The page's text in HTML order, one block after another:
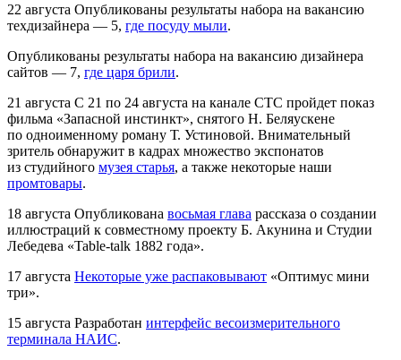
22 августа Опубликованы результаты набора на вакансию
техдизайнера — 5, где посуду мыли.
Опубликованы результаты набора на вакансию дизайнера
сайтов — 7, где царя брили.
21 августа С 21 по 24 августа на канале СТС пройдет показ
фильма «Запасной инстинкт», снятого Н. Беляускене
по одноименному роману Т. Устиновой. Внимательный
зритель обнаружит в кадрах множество экспонатов
из студийного музея старья, а также некоторые наши
промтовары.
18 августа Опубликована восьмая глава рассказа о создании
иллюстраций к совместному проекту Б. Акунина и Студии
Лебедева «Table-talk 1882 года».
17 августа Некоторые уже распаковывают «Оптимус мини
три».
15 августа Разработан интерфейс весоизмерительного
терминала НАИС.